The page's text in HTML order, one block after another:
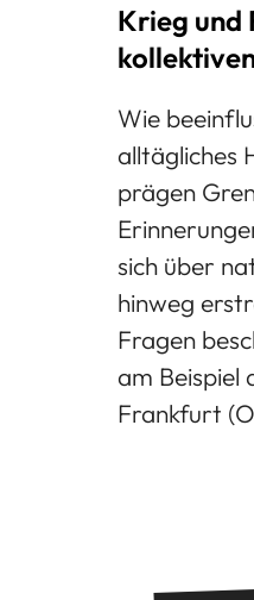
Krieg und
Wie
alltägliches
prägen
sich über
hinweg
Fragen
am Beispiel
Frankfurt